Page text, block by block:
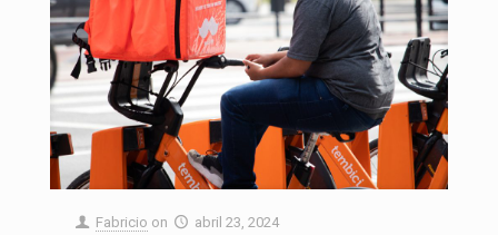
Fabricio on abril 23, 2024